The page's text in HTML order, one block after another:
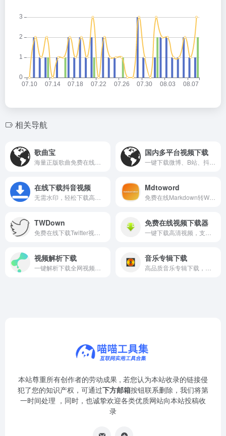
相关导航
歌曲宝 国内多平台视频下载
在线下载抖音视频 Mdtoword
TWDown 免费在线视频下载器
视频解析下载 音乐专辑下载
本站尊重所有创作者的劳动成果 , 若您认为本站收录的链接侵
犯了您的知识产权，可通过下方邮箱按钮联系删除，我们将第
一时间处理 ，同时，也诚挚欢迎各类优质网站向本站投稿收
录